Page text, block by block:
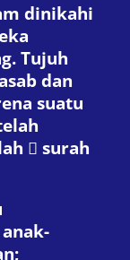
dinikahi
Tujuh
dan
suatu
 surah